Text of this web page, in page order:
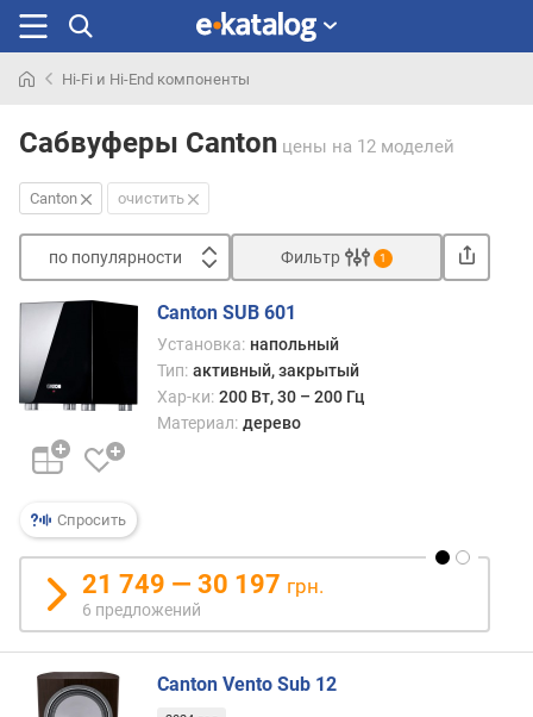
раньше
Hi-Fi и Hi-End компоненты
Сабвуферы Canton цены на 12 моделей
Canton очистить
по популярности
п
п
о
у
л
р
н
о
с
т
и
о
Фильтр 1
Спросить
Canton SUB 601
Установка: напольный
Тип: активный, закрытый
Хар-ки: 200 Вт, 30 – 200 Гц
Материал: дерево
21 749 — 30 197 грн.
6 предложений
Canton Vento Sub 12